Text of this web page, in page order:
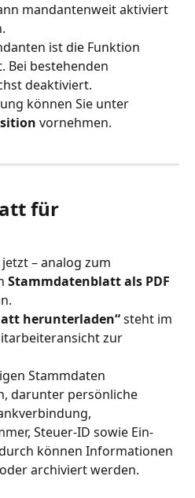
mandantenweit aktiviert
ist die Funktion
Bei bestehenden
deaktiviert.
können Sie unter
vornehmen.
für
– analog zum
Stammdatenblatt als PDF
herunterladen“ steht im
zur
Stammdaten
darunter persönliche
Steuer-ID sowie Ein-
können Informationen
archiviert werden.